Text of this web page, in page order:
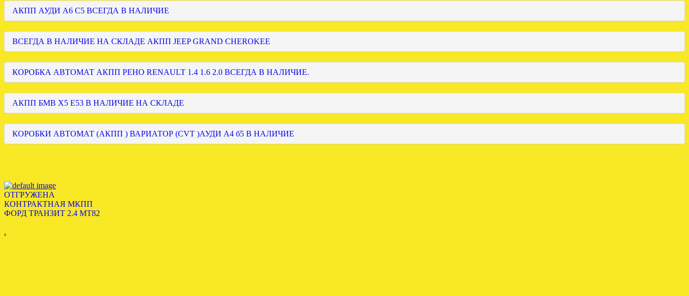
АКПП АУДИ А6 С5 ВСЕГДА В НАЛИЧИЕ
ВСЕГДА В НАЛИЧИЕ НА СКЛАДЕ АКПП JEEP GRAND CHEROKEE
КОРОБКА АВТОМАТ АКПП РЕНО RENAULT 1.4 1.6 2.0 ВСЕГДА В НАЛИЧИЕ.
АКПП БМВ Х5 Е53 В НАЛИЧИЕ НА СКЛАДЕ
КОРОБКИ АВТОМАТ (АКПП ) ВАРИАТОР (CVT )АУДИ А4 б5 В НАЛИЧИЕ
ОТГРУЖЕНА
КОНТРАКТНАЯ МКПП
ФОРД ТРАНЗИТ 2.4 MT82
.